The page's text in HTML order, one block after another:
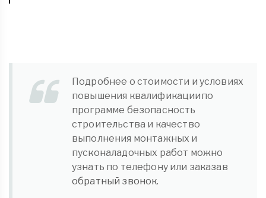
Подробнее о стоимости и условиях
повышения квалификациипо
программе безопасность
строительства и качество
выполнения монтажных и
пусконаладочных работ можно
узнать по телефону или заказав
обратный звонок.